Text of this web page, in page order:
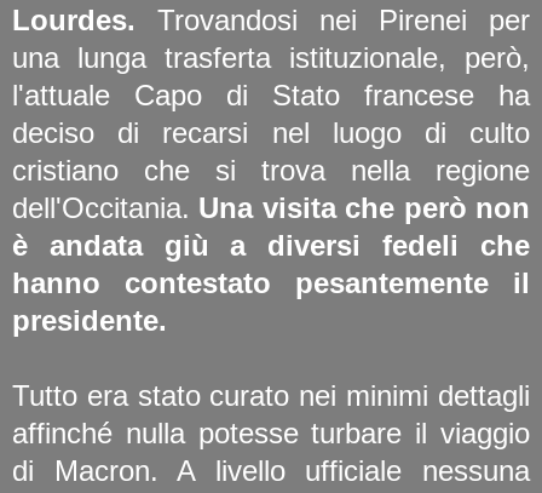
Lourdes. Trovandosi nei Pirenei per
una lunga trasferta istituzionale, però,
l'attuale Capo di Stato francese ha
deciso di recarsi nel luogo di culto
cristiano che si trova nella regione
dell'Occitania. Una visita che però non
è andata giù a diversi fedeli che
hanno contestato pesantemente il
presidente.
Tutto era stato curato nei minimi dettagli
affinché nulla potesse turbare il viaggio
di Macron. A livello ufficiale nessuna